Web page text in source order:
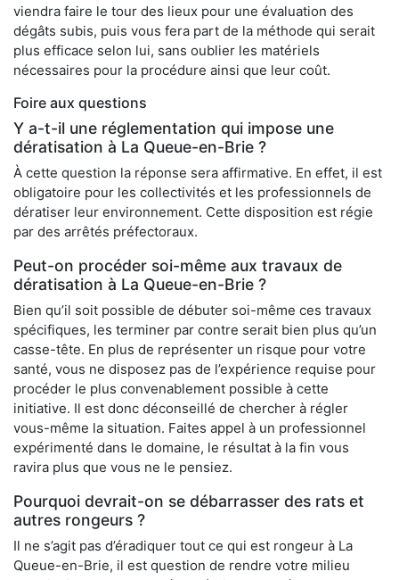
viendra faire le tour des lieux pour une évaluation des
dégâts subis, puis vous fera part de la méthode qui serait
plus efficace selon lui, sans oublier les matériels
nécessaires pour la procédure ainsi que leur coût.
Foire aux questions
Y a-t-il une réglementation qui impose une
dératisation à La Queue-en-Brie ?
À cette question la réponse sera affirmative. En effet, il est
obligatoire pour les collectivités et les professionnels de
dératiser leur environnement. Cette disposition est régie
par des arrêtés préfectoraux.
Peut-on procéder soi-même aux travaux de
dératisation à La Queue-en-Brie ?
Bien qu’il soit possible de débuter soi-même ces travaux
spécifiques, les terminer par contre serait bien plus qu’un
casse-tête. En plus de représenter un risque pour votre
santé, vous ne disposez pas de l’expérience requise pour
procéder le plus convenablement possible à cette
initiative. Il est donc déconseillé de chercher à régler
vous-même la situation. Faites appel à un professionnel
expérimenté dans le domaine, le résultat à la fin vous
ravira plus que vous ne le pensiez.
Pourquoi devrait-on se débarrasser des rats et
autres rongeurs ?
Il ne s’agit pas d’éradiquer tout ce qui est rongeur à La
Queue-en-Brie, il est question de rendre votre milieu